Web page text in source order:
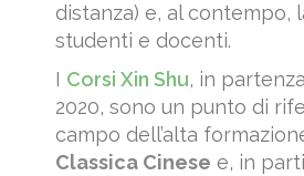
distanza) e, al contempo,
studenti e docenti.
I Corsi Xin Shu, in
2020, sono un punto di
campo dell’alta
Classica Cinese e, in